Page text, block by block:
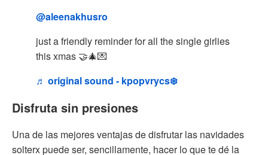
@aleenakhusro
just a friendly reminder for all the single girlies
this xmas 🤝🎄💌
♬ original sound - kpopvrycs❄️
Disfruta sin presiones
Una de las mejores ventajas de disfrutar las navidades
solterx puede ser, sencillamente, hacer lo que te dé la